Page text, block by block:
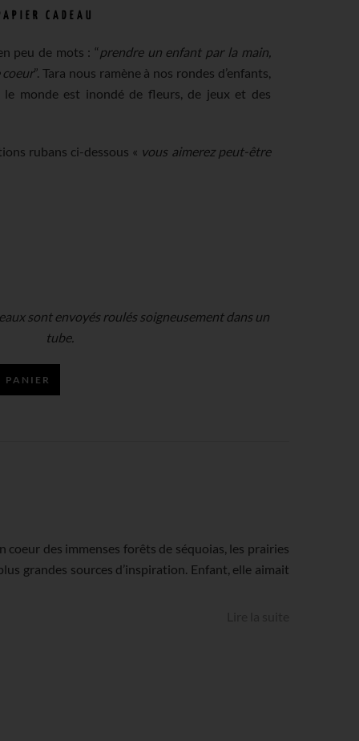
CADEAU
peu de mots : “prendre un enfant par la main,
coeur”. Tara nous ramène à nos rondes d’enfants,
le monde est inondé de fleurs, de jeux et des
rubans ci-dessous « vous aimerez peut-être
sont envoyés roulés soigneusement dans un
tube.
PANIER
des immenses forêts de séquoias, les prairies
grandes sources d’inspiration. Enfant, elle aimait